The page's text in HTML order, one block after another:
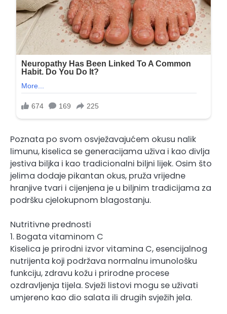
Poznata po svom osvježavajućem okusu nalik
limunu, kiselica se generacijama uživa i kao divlja
jestiva biljka i kao tradicionalni biljni lijek. Osim što
jelima dodaje pikantan okus, pruža vrijedne
hranjive tvari i cijenjena je u biljnim tradicijama za
podršku cjelokupnom blagostanju.
Nutritivne prednosti
1. Bogata vitaminom C
Kiselica je prirodni izvor vitamina C, esencijalnog
nutrijenta koji podržava normalnu imunološku
funkciju, zdravu kožu i prirodne procese
ozdravljenja tijela. Svježi listovi mogu se uživati ​​
umjereno kao dio salata ili drugih svježih jela.